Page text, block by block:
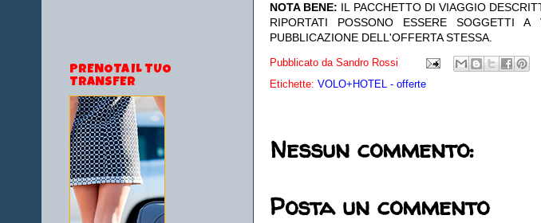
NOTA BENE: IL PACCHETTO DI VIAGGIO
RIPORTATI POSSONO ESSERE SOGGETTI
PUBBLICAZIONE DELL'OFFERTA STESSA.
Pubblicato da Sandro Rossi
Etichette: VOLO+HOTEL - offerte
Nessun commento:
Posta un commento
PRENOTA IL TUO
TRANSFER